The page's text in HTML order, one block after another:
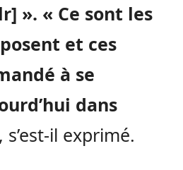
». « Ce sont les
et ces
à se
dans
, s’est-il exprimé.